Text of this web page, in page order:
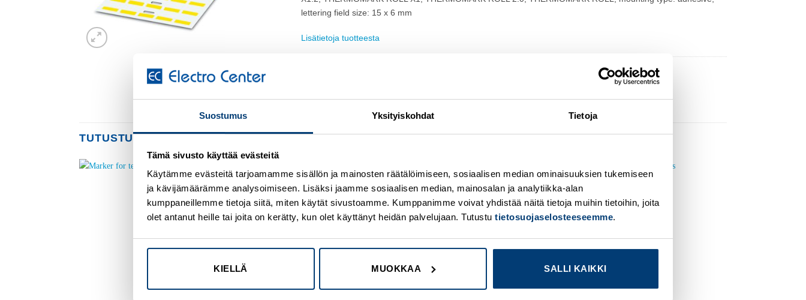
Suostumus Yksityiskohdat Tietoja
Tämä sivusto käyttää evästeitä
Käytämme evästeitä tarjoamamme sisällön ja mainosten räätälöimiseen, sosiaalisen median ominaisuuksien tukemiseen
ja kävijämäärämme analysoimiseen. Lisäksi jaamme sosiaalisen median, mainosalan ja analytiikka-alan
kumppaneillemme tietoja siitä, miten käytät sivustoamme. Kumppanimme voivat yhdistää näitä tietoja muihin tietoihin, joita
olet antanut heille tai joita on kerätty, kun olet käyttänyt heidän palvelujaan. Tutustu tietosuojaselosteeseemme.
KIELLÄ MUOKKAA SALLI KAIKKI
lettering field size: 15 x 6 mm
Lisätietoja tuotteesta
TUTUSTU MYÖS
Add to
Add to
Add to